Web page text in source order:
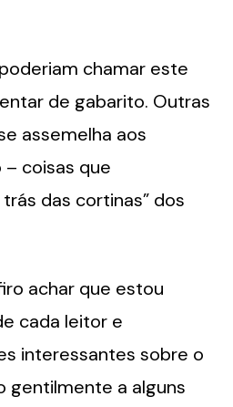
chamar este
de gabarito. Outras
assemelha aos
coisas que
das cortinas” dos
achar que estou
cada leitor e
interessantes sobre o
gentilmente a alguns